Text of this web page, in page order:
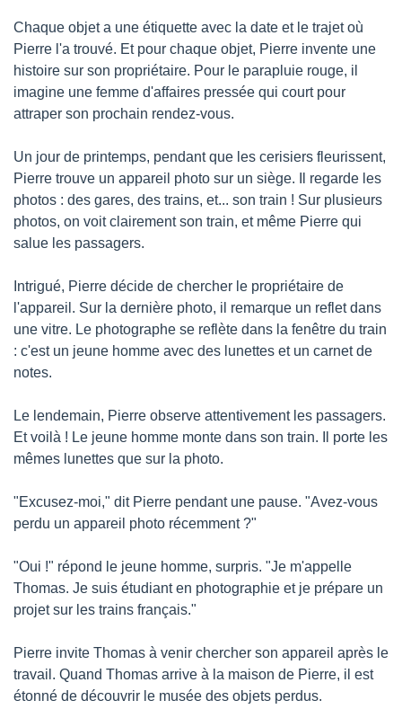
Chaque objet a une étiquette avec la date et le trajet où
Pierre l'a trouvé. Et pour chaque objet, Pierre invente une
histoire sur son propriétaire. Pour le parapluie rouge, il
imagine une femme d'affaires pressée qui court pour
attraper son prochain rendez-vous.
Un jour de printemps, pendant que les cerisiers fleurissent,
Pierre trouve un appareil photo sur un siège. Il regarde les
photos : des gares, des trains, et... son train ! Sur plusieurs
photos, on voit clairement son train, et même Pierre qui
salue les passagers.
Intrigué, Pierre décide de chercher le propriétaire de
l'appareil. Sur la dernière photo, il remarque un reflet dans
une vitre. Le photographe se reflète dans la fenêtre du train
: c'est un jeune homme avec des lunettes et un carnet de
notes.
Le lendemain, Pierre observe attentivement les passagers.
Et voilà ! Le jeune homme monte dans son train. Il porte les
mêmes lunettes que sur la photo.
"Excusez-moi," dit Pierre pendant une pause. "Avez-vous
perdu un appareil photo récemment ?"
"Oui !" répond le jeune homme, surpris. "Je m'appelle
Thomas. Je suis étudiant en photographie et je prépare un
projet sur les trains français."
Pierre invite Thomas à venir chercher son appareil après le
travail. Quand Thomas arrive à la maison de Pierre, il est
étonné de découvrir le musée des objets perdus.